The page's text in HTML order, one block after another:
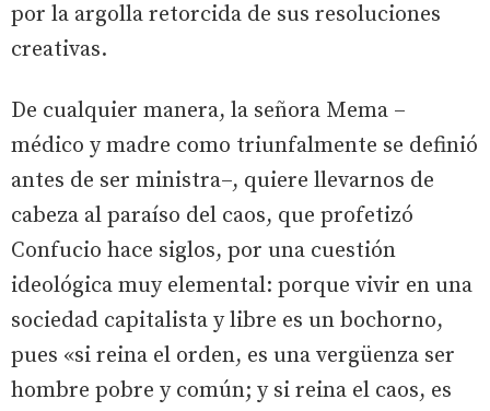
por la argolla retorcida de sus resoluciones
creativas.
De cualquier manera, la señora Mema –
médico y madre como triunfalmente se definió
antes de ser ministra–, quiere llevarnos de
cabeza al paraíso del caos, que profetizó
Confucio hace siglos, por una cuestión
ideológica muy elemental: porque vivir en una
sociedad capitalista y libre es un bochorno,
pues «si reina el orden, es una vergüenza ser
hombre pobre y común; y si reina el caos, es